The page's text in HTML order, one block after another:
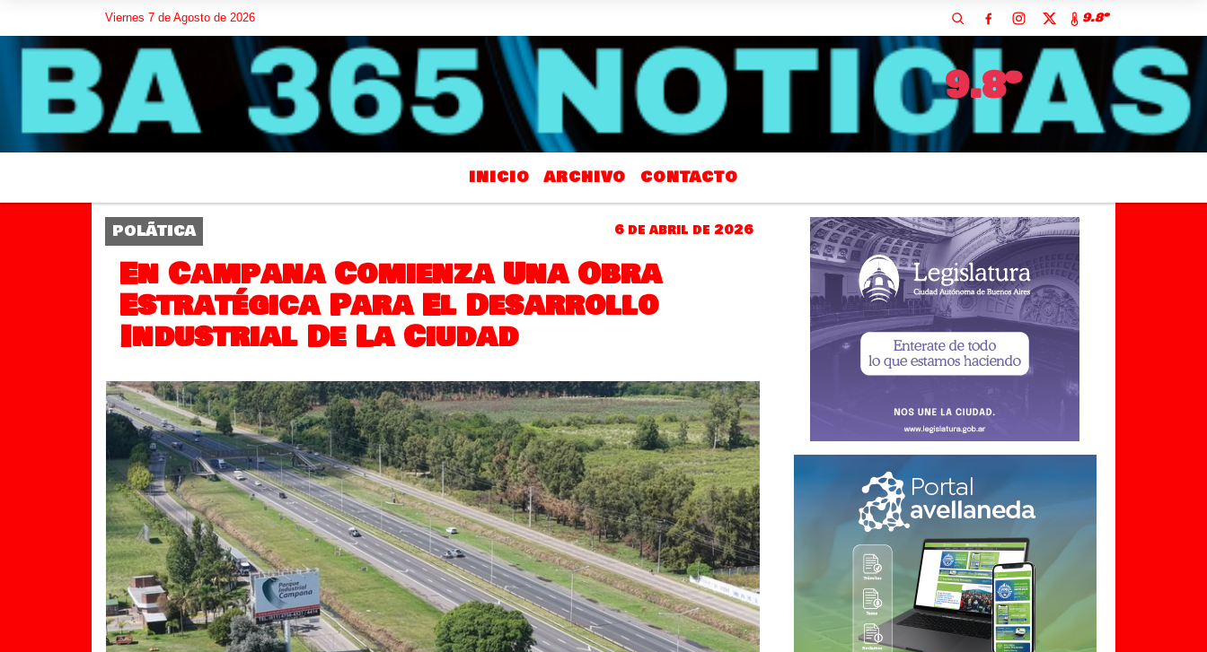
Viernes 7 de Agosto de 2026 9.8º
9.8º
INICIO ARCHIVO CONTACTO
POLÃ­TICA 6 de abril de 2026
En Campana Comienza Una Obra
Estratégica Para El Desarrollo
Industrial De La Ciudad